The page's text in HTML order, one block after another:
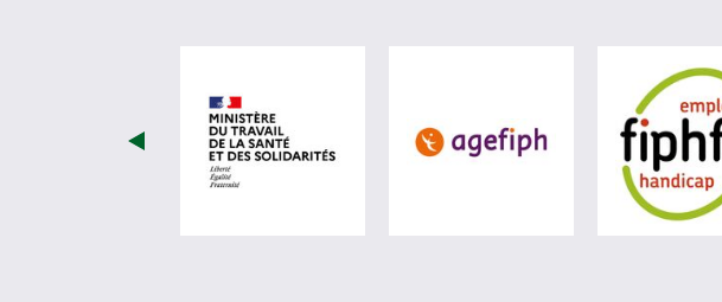
visiter les site de Ministère du travail (nouvelle
visiter les site de